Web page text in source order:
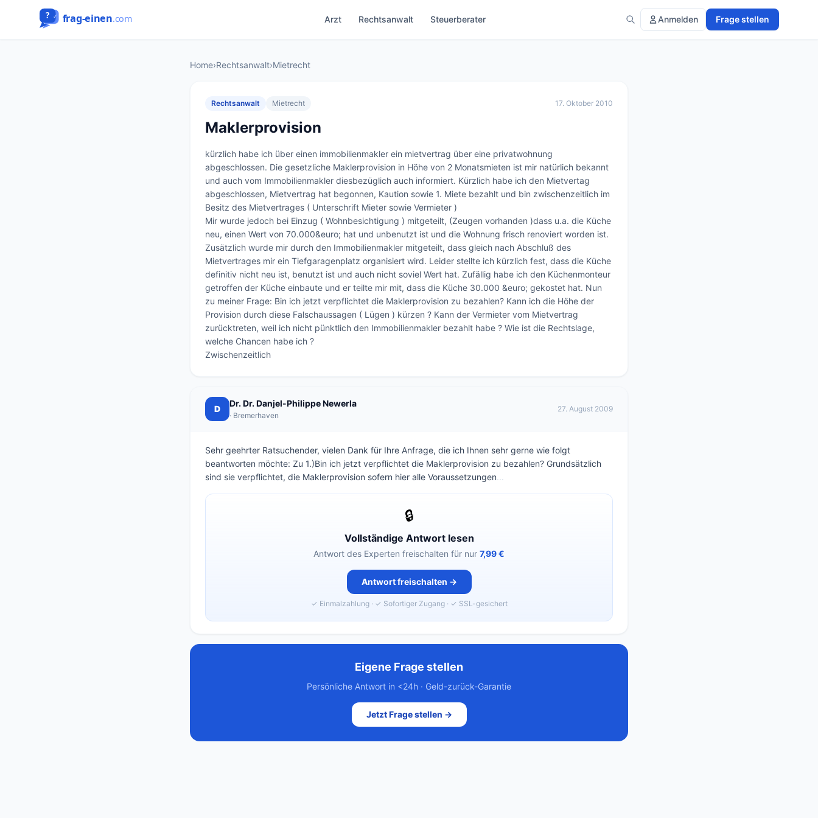
Arzt Rechtsanwalt Steuerberater Anmelden Frage stellen
Home›Rechtsanwalt›Mietrecht
Rechtsanwalt Mietrecht 17. Oktober 2010
Maklerprovision
kürzlich habe ich über einen immobilienmakler ein mietvertrag über eine privatwohnung
abgeschlossen. Die gesetzliche Maklerprovision in Höhe von 2 Monatsmieten ist mir natürlich bekannt
und auch vom Immobilienmakler diesbezüglich auch informiert. Kürzlich habe ich den Mietvertag
abgeschlossen, Mietvertrag hat begonnen, Kaution sowie 1. Miete bezahlt und bin zwischenzeitlich im
Besitz des Mietvertrages ( Unterschrift Mieter sowie Vermieter )
Mir wurde jedoch bei Einzug ( Wohnbesichtigung ) mitgeteilt, (Zeugen vorhanden )dass u.a. die Küche
neu, einen Wert von 70.000&euro; hat und unbenutzt ist und die Wohnung frisch renoviert worden ist.
Zusätzlich wurde mir durch den Immobilienmakler mitgeteilt, dass gleich nach Abschluß des
Mietvertrages mir ein Tiefgaragenplatz organisiert wird. Leider stellte ich kürzlich fest, dass die Küche
definitiv nicht neu ist, benutzt ist und auch nicht soviel Wert hat. Zufällig habe ich den Küchenmonteur
getroffen der Küche einbaute und er teilte mir mit, dass die Küche 30.000 &euro; gekostet hat. Nun
zu meiner Frage: Bin ich jetzt verpflichtet die Maklerprovision zu bezahlen? Kann ich die Höhe der
Provision durch diese Falschaussagen ( Lügen ) kürzen ? Kann der Vermieter vom Mietvertrag
zurücktreten, weil ich nicht pünktlich den Immobilienmakler bezahlt habe ? Wie ist die Rechtslage,
welche Chancen habe ich ?
Zwischenzeitlich
D
Dr. Dr. Danjel-Philippe Newerla
· Bremerhaven
27. August 2009
Sehr geehrter Ratsuchender, vielen Dank für Ihre Anfrage, die ich Ihnen sehr gerne wie folgt
beantworten möchte: Zu 1.)Bin ich jetzt verpflichtet die Maklerprovision zu bezahlen? Grundsätzlich
sind sie verpflichtet, die Maklerprovision sofern hier alle Voraussetzungen...
🔒
Vollständige Antwort lesen
Antwort des Experten freischalten für nur 7,99 €
Antwort freischalten →
✓ Einmalzahlung · ✓ Sofortiger Zugang · ✓ SSL-gesichert
Eigene Frage stellen
Persönliche Antwort in <24h · Geld-zurück-Garantie
Jetzt Frage stellen →